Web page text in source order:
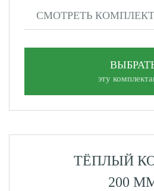
СМОТРЕТЬ
эту
ТЁПЛЫЙ
200